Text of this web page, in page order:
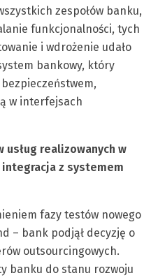
zespołów banku,
funkcjonalności, tych
i wdrożenie udało
bankowy, który
w interfejsach
usług realizowanych w
z systemem
fazy testów nowego
– bank podjął decyzję o
outsourcingowych.
banku do stanu rozwoju